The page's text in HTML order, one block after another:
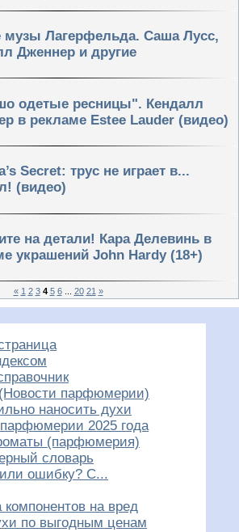
музы Лагерфельда. Саша Лусс,
Дженнер и другие
одетые ресницы". Кендалл
в рекламе Estee Lauder (видео)
Secret: трус не играет в...
(видео)
на детали! Кара Делевинь в
украшений John Hardy (18+)
« 1 2 3 4 5 6 20 21 »
парфюмерии)
наносить духи
2025 года
(парфюмерия)
словарь
ошибку? С...
компонентов на вред
по выгодным ценам